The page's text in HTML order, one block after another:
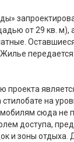
от 29 кв. м),
проекта
на
сюда не
доступа,
и зоны отдыха.